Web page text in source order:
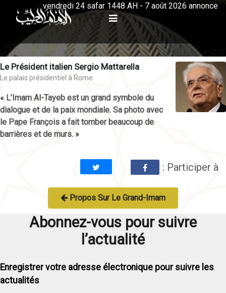
vendredi 24 safar 1448 AH - 7 août 2026 annonce
Le Président italien Sergio Mattarella
Le palais présidentiel à Rome
« L’Imam Al-Tayeb est un grand symbole du
dialogue et de la paix mondiale. Sa photo avec
le Pape François a fait tomber beaucoup de
barrières et de murs. »
: Participer à
Propos Sur Le Grand-Imam
Abonnez-vous pour suivre
l’actualité
Enregistrer votre adresse électronique pour suivre les
actualités